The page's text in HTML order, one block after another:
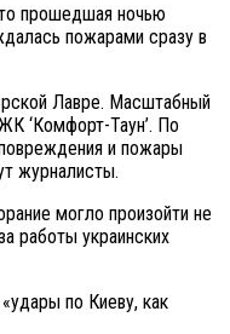
прошедшая ночью
пожарами сразу в
Лавре. Масштабный
‘Комфорт-Таун’. По
и пожары
журналисты.
могло произойти не
работы украинских
по Киеву, как